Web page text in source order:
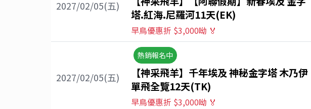
2027/02/05(五)
塔.紅海.尼羅河11天(EK)
早鳥優惠折 $3,000呦 🏅
2027/02/05(五)
熱銷報名中
【神采飛羊】千年埃及 神秘金字塔 木乃伊
單飛全覽12天(TK)
早鳥優惠折 $3,000呦 🏅